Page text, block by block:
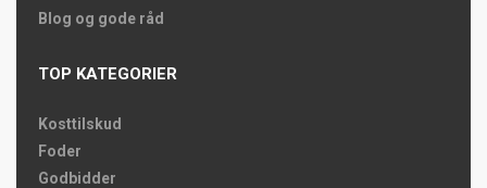
Blog og gode råd
TOP KATEGORIER
Kosttilskud
Foder
Godbidder